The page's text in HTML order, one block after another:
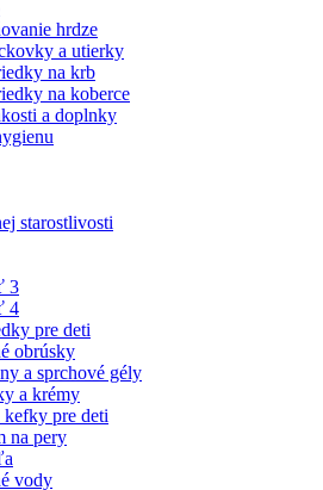
hrdze
a utierky
na krb
na koberce
a doplnky
starostlivosti
3
4
pre deti
obrúsky
a sprchové gély
a krémy
kefky pre deti
na pery
vody